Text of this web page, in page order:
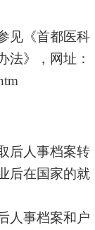
见《首都医科
法》，网址：
后人事档案转
后在国家的就
人事档案和户